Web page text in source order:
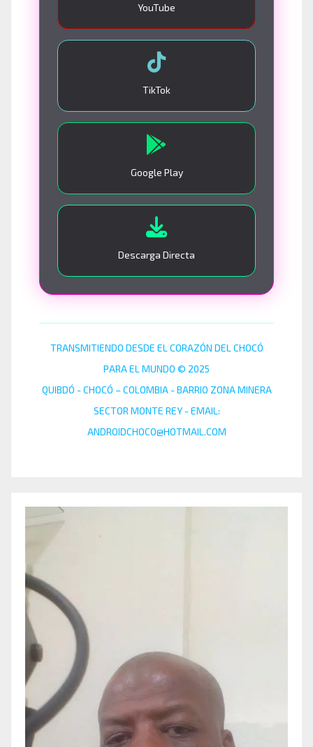
YouTube
TikTok
Google Play
Descarga Directa
TRANSMITIENDO DESDE EL CORAZÓN DEL CHOCÓ
PARA EL MUNDO © 2025
QUIBDÓ - CHOCÓ – COLOMBIA - BARRIO ZONA MINERA
SECTOR MONTE REY - EMAIL:
ANDROIDCHOCO@HOTMAIL.COM